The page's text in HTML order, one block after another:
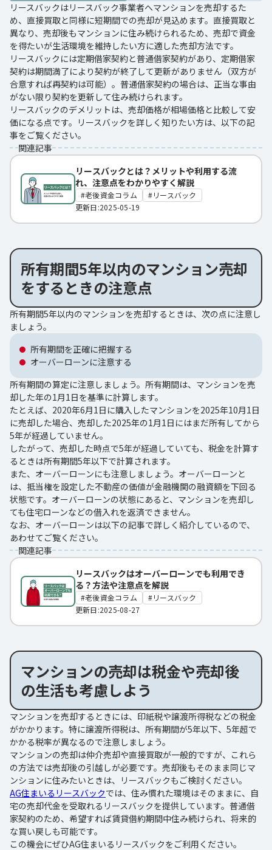
リースバックはリースバック事業者へマンションを売却するた
め、直接買取と同様に短期間での売却が見込めます。直接買取と
異なり、売却後もマンションに住み続けられるため、売却で資金
を得たいが生活環境を維持したい方に適した売却方法です。
リースバックには定期借家契約と普通借家契約があり、定期借家
契約は期間満了により契約が終了して更新がありません（双方が
合意すれば再契約は可能）。普通借家契約の場合は、正当な事由
がない限り契約を更新して住み続けられます。
リースバックのデメリットは、売却価格が相場価格と比較して安
価になる点です。リースバックを詳しく知りたい方は、以下の記
事をご覧ください。
関連記事
リースバックとは？メリットや利用する流
れ、注意点をわかりやすく解説
老後資金コラム
リースバック
更新日:2025-05-19
所有期間5年以内のマンション売却
をするときの注意点
所有期間5年以内のマンションを売却するときは、次の点に注意し
ましょう。
所有期間を正確に把握する
オーバーローンに注意する
所有期間の算定に注意しましょう。所有期間は、マンションを売
却した年の1月1日を基準に計算します。
たとえば、2020年6月1日に購入したマンションを2025年10月1日
に売却した場合、売却した2025年の1月1日にはまだ所有してから
5年が経過していません。
したがって、売却した時点で5年が経過していても、税金を計算す
るときは所有期間5年以下で計算されます。
また、オーバーローンにも注意しましょう。オーバーローンと
は、抵当権を設定した不動産の価値が金融機関の融資額を下回る
状態です。オーバーローンの状態にあると、マンションを売却し
ても住宅ローンなどの借入れを返済できません。
なお、オーバーローンは以下の記事で詳しく紹介しているので、
あわせてご覧ください。
関連記事
リースバックはオーバーローンでも利用でき
る？方法や注意点を解説
老後資金コラム
リースバック
更新日:2025-08-27
マンションの売却は税金や売却後
の生活も考慮しよう
マンションを売却するときには、印紙税や譲渡所得税などの税金
がかかります。特に譲渡所得税は、所有期間が5年以下、5年超で
かかる税率が異なるので注意しましょう。
マンションの売却は仲介売却や直接買取が一般的ですが、これら
の方法では売却後の引越しが必要です。売却後もそのまま同じマ
ンションに住みたいときは、リースバックもご検討ください。
AG住まいるリースバックでは、住み慣れた環境はそのままに、自
宅の売却代金を受取れるリースバックを提供しています。普通借
家契約のため、希望すれば賃貸借約期間中住み続けられ、将来的
な買い戻しも可能です。
この機会にぜひAG住まいるリースバックをご利用ください。